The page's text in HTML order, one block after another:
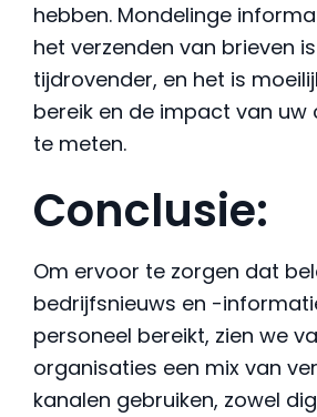
hebben. Mondelinge
het verzenden van brieven
tijdrovender, en het is
bereik en de impact van
te meten.
Conclusie:
Om ervoor te zorgen dat
bedrijfsnieuws en -
personeel bereikt, zien we
organisaties een mix van
kanalen gebruiken, zowel